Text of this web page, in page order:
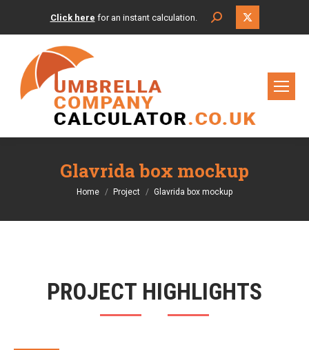
Click here for an instant calculation. Search:
new
Glavrida box mockup
You are here:
Home Project Glavrida box mockup
PROJECT HIGHLIGHTS